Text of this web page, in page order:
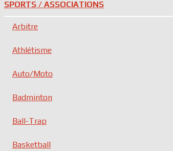
SPORTS / ASSOCIATIONS
Arbitre
Athlétisme
Auto/Moto
Badminton
Ball-Trap
Basketball